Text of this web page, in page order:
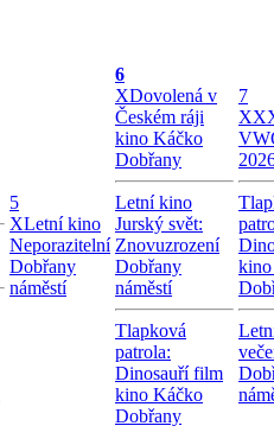
5
XLetní kino
Neporazitelní
Dobřany
náměstí
6
XDovolená v
Českém ráji
kino Káčko
Dobřany
Letní kino
Jurský svět:
Znovuzrození
Dobřany
náměstí
Tlapková
patrola:
Dinosauří film
kino Káčko
Dobřany
7
X